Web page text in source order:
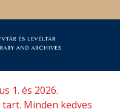
1. és 2026.
Minden kedves